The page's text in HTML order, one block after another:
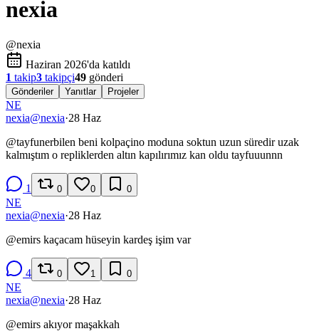
nexia
@nexia
Haziran 2026'da katıldı
1 takip3 takipçi49 gönderi
Gönderiler Yanıtlar Projeler
NE
nexia@nexia·28 Haz
@tayfunerbilen beni kolpaçino moduna soktun uzun süredir uzak
kalmıştım o repliklerden altın kapılırımız kan oldu tayfuuunnn
1 0 0 0
NE
nexia@nexia·28 Haz
@emirs kaçacam hüseyin kardeş işim var
4 0 1 0
NE
nexia@nexia·28 Haz
@emirs akıyor maşakkah